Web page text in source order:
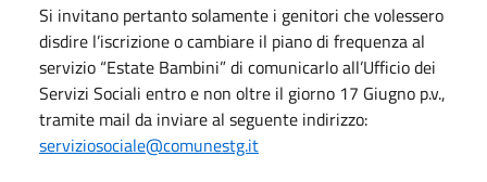
Si invitano pertanto solamente i genitori che volessero
disdire l’iscrizione o cambiare il piano di frequenza al
servizio “Estate Bambini” di comunicarlo all’Ufficio dei
Servizi Sociali entro e non oltre il giorno 17 Giugno p.v.,
tramite mail da inviare al seguente indirizzo:
serviziosociale@comunestg.it